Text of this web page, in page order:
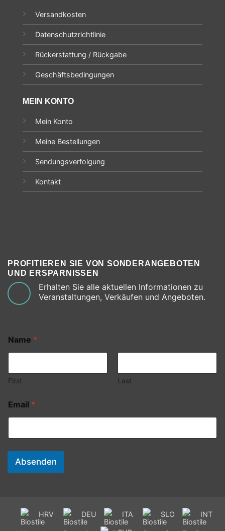
Versandkosten
Datenschutzrichtlinie
Rückerstattung / Rückgabe
Geschäftsbedingungen
MEIN KONTO
Mein Konto
Meine Bestellungen
Sendungsverfolgung
Kontakt
PROFITIEREN SIE VON SONDERANGEBOTEN
UND ERSPARNISSEN
Erhalten Sie alle aktuellen Informationen zu
Veranstaltungen, Verkäufen und Angeboten.
Name *
First Last
Email *
Absenden
HRV DEU ITA SLO INT